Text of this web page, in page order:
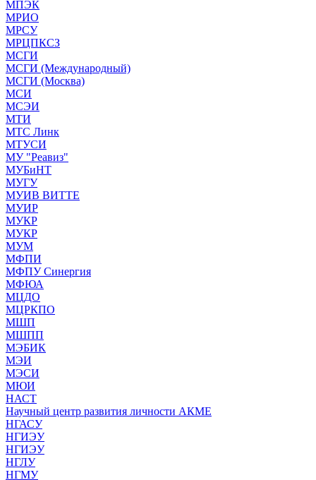
МПЭК
МРИО
МРСУ
МРЦПКСЗ
МСГИ
МСГИ (Международный)
МСГИ (Москва)
МСИ
МСЭИ
МТИ
МТС Линк
МТУСИ
МУ "Реавиз"
МУБиНТ
МУГУ
МУИВ ВИТТЕ
МУИР
МУКР
МУКР
МУМ
МФПИ
МФПУ Синергия
МФЮА
МЦДО
МЦРКПО
МШП
МШПП
МЭБИК
МЭИ
МЭСИ
МЮИ
НАСТ
Научный центр развития личности АКМЕ
НГАСУ
НГИЭУ
НГИЭУ
НГЛУ
НГМУ